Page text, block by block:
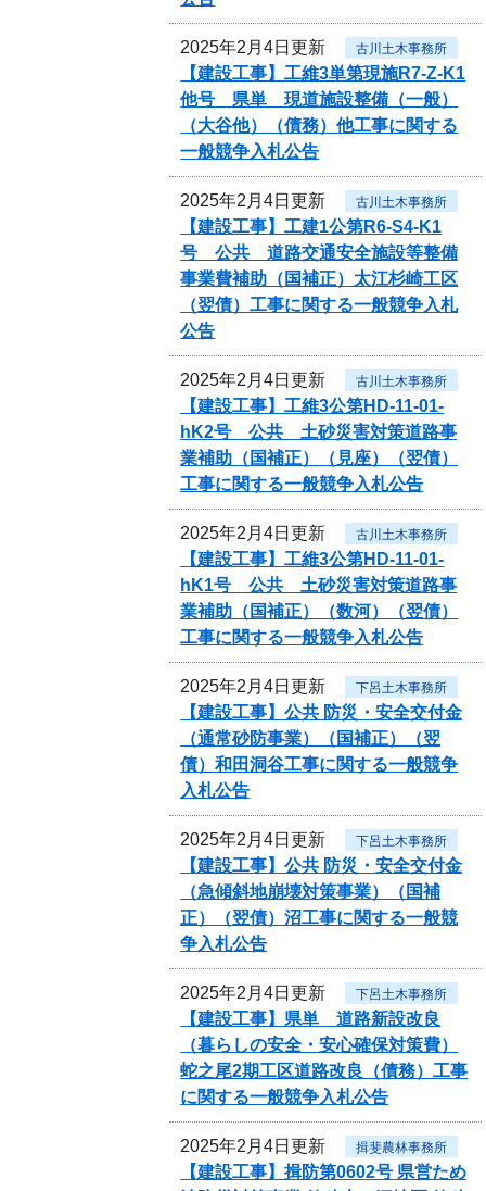
2025年2月4日更新 古川土木事務所
【建設工事】工維3単第現施R7-Z-K1
他号 県単 現道施設整備（一般）
（大谷他）（債務）他工事に関する
一般競争入札公告
2025年2月4日更新 古川土木事務所
【建設工事】工建1公第R6-S4-K1
号 公共 道路交通安全施設等整備
事業費補助（国補正）太江杉崎工区
（翌債）工事に関する一般競争入札
公告
2025年2月4日更新 古川土木事務所
【建設工事】工維3公第HD-11-01-
hK2号 公共 土砂災害対策道路事
業補助（国補正）（見座）（翌債）
工事に関する一般競争入札公告
2025年2月4日更新 古川土木事務所
【建設工事】工維3公第HD-11-01-
hK1号 公共 土砂災害対策道路事
業補助（国補正）（数河）（翌債）
工事に関する一般競争入札公告
2025年2月4日更新 下呂土木事務所
【建設工事】公共 防災・安全交付金
（通常砂防事業）（国補正）（翌
債）和田洞谷工事に関する一般競争
入札公告
2025年2月4日更新 下呂土木事務所
【建設工事】公共 防災・安全交付金
（急傾斜地崩壊対策事業）（国補
正）（翌債）沼工事に関する一般競
争入札公告
2025年2月4日更新 下呂土木事務所
【建設工事】県単 道路新設改良
（暮らしの安全・安心確保対策費）
蛇之尾2期工区道路改良（債務）工事
に関する一般競争入札公告
2025年2月4日更新 揖斐農林事務所
【建設工事】揖防第0602号 県営ため